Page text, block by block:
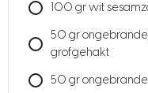
100 grwit
50 gr
grofgehakt
50 gr